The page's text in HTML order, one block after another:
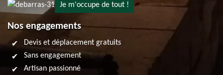
Je m'occupe de tout !
Nos engagements
Devis et déplacement gratuits
Sans engagement
Artisan passionné